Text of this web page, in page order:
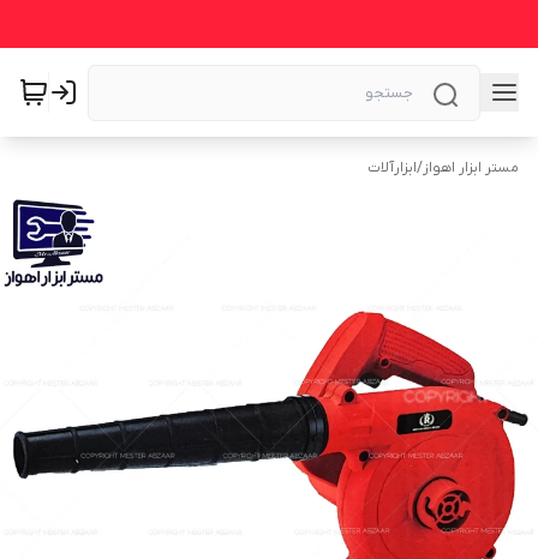
مستر ابزار اهواز/ابزارآلات